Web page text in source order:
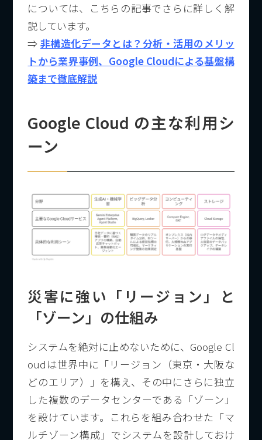
については、こちらの記事でさらに詳しく解
説しています。
⇒ 非構造化データとは？分析・活用のメリッ
トから業界事例、Google Cloudによる基盤構
築まで徹底解説
Google Cloud の主な利用シ
ーン
災害に強い「リージョン」と
「ゾーン」の仕組み
システムを絶対に止めないために、Google Cl
oudは世界中に「リージョン（東京・大阪な
どのエリア）」を構え、その中にさらに独立
した複数のデータセンターである「ゾーン」
を設けています。これらを組み合わせた「マ
ルチゾーン構成」でシステムを設計しておけ